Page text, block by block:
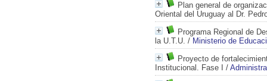
Plan general de
Oriental del Uruguay al Dr.
Programa Regional de
la U.T.U. / Ministerio de
Proyecto de
Institucional. Fase I
/